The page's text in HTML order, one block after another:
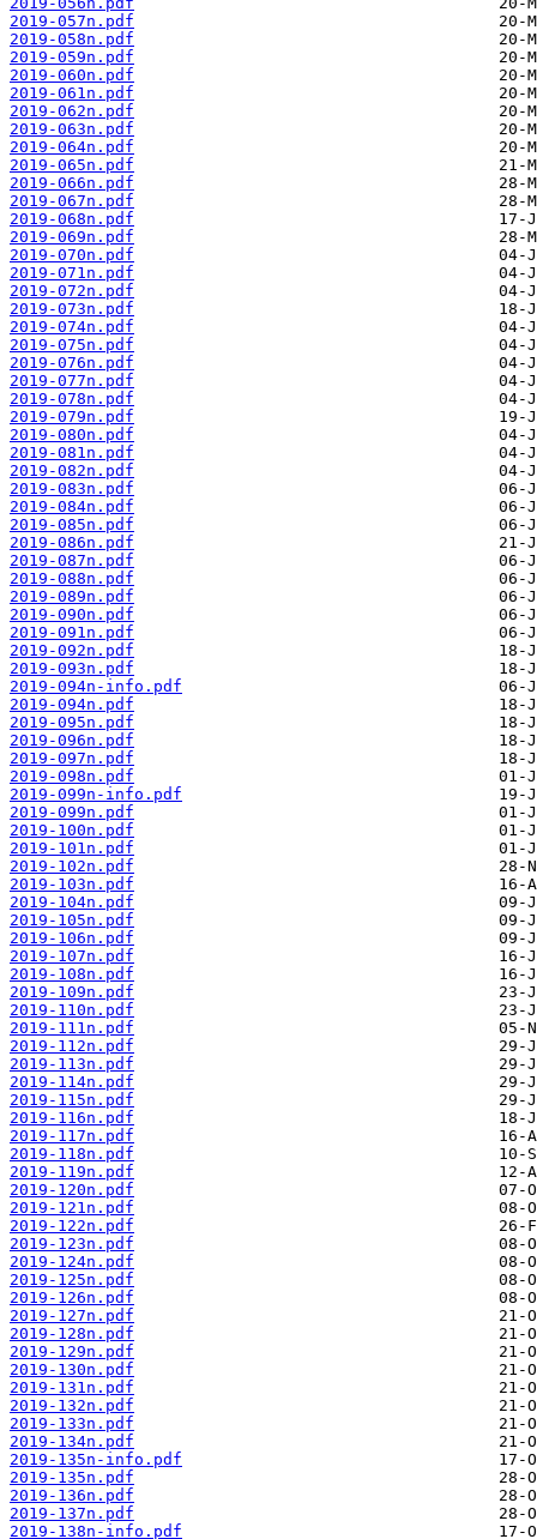
2019-057n.pdf
2019-058n.pdf
2019-059n.pdf
2019-060n.pdf
2019-061n.pdf
2019-062n.pdf
2019-063n.pdf
2019-064n.pdf
2019-065n.pdf
2019-066n.pdf
2019-067n.pdf
2019-068n.pdf
2019-069n.pdf
2019-070n.pdf
2019-071n.pdf
2019-072n.pdf
2019-073n.pdf
2019-074n.pdf
2019-075n.pdf
2019-076n.pdf
2019-077n.pdf
2019-078n.pdf
2019-079n.pdf
2019-080n.pdf
2019-081n.pdf
2019-082n.pdf
2019-083n.pdf
2019-084n.pdf
2019-085n.pdf
2019-086n.pdf
2019-087n.pdf
2019-088n.pdf
2019-089n.pdf
2019-090n.pdf
2019-091n.pdf
2019-092n.pdf
2019-093n.pdf
2019-094n-info.pdf
2019-094n.pdf
2019-095n.pdf
2019-096n.pdf
2019-097n.pdf
2019-098n.pdf
2019-099n-info.pdf
2019-099n.pdf
2019-100n.pdf
2019-101n.pdf
2019-102n.pdf
2019-103n.pdf
2019-104n.pdf
2019-105n.pdf
2019-106n.pdf
2019-107n.pdf
2019-108n.pdf
2019-109n.pdf
2019-110n.pdf
2019-111n.pdf
2019-112n.pdf
2019-113n.pdf
2019-114n.pdf
2019-115n.pdf
2019-116n.pdf
2019-117n.pdf
2019-118n.pdf
2019-119n.pdf
2019-120n.pdf
2019-121n.pdf
2019-122n.pdf
2019-123n.pdf
2019-124n.pdf
2019-125n.pdf
2019-126n.pdf
2019-127n.pdf
2019-128n.pdf
2019-129n.pdf
2019-130n.pdf
2019-131n.pdf
2019-132n.pdf
2019-133n.pdf
2019-134n.pdf
2019-135n-info.pdf
2019-135n.pdf
2019-136n.pdf
2019-137n.pdf
2019-138n-info.pdf